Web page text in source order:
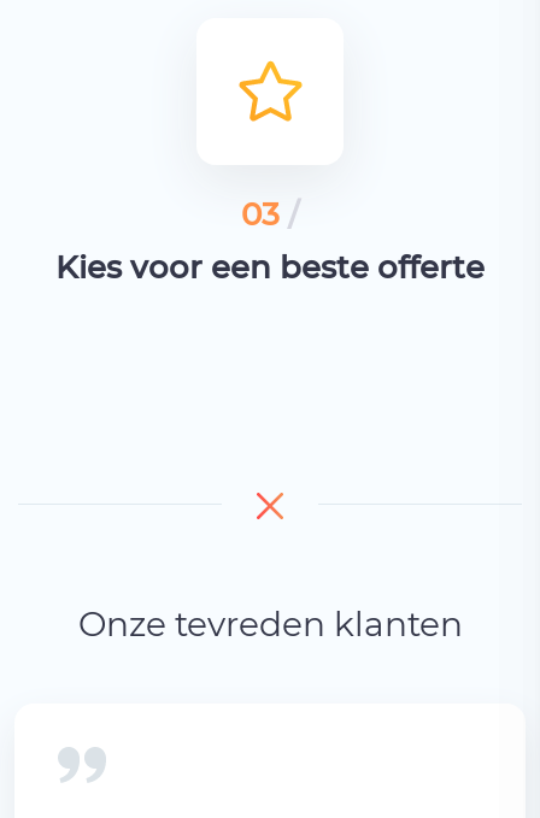
03 /
Kies voor een beste offerte
Onze tevreden klanten